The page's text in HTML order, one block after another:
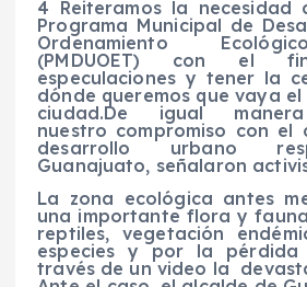
4 Reiteramos la necesidad
Programa Municipal de
Ordenamiento
(PMDUOET) con el
especulaciones y tener la
dónde queremos que vaya
ciudad.De igual
nuestro compromiso con el
desarrollo urbano
Guanajuato, señalaron
La zona ecológica antes
una importante flora y
reptiles, vegetación
especies y por la pérdida
través de un video la